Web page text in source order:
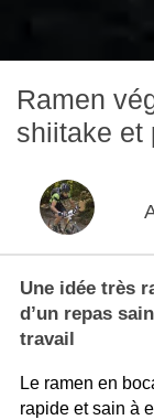
Ramen
shiitake et
Une idée très
d’un repas
travail
Le ramen en
rapide et sain à